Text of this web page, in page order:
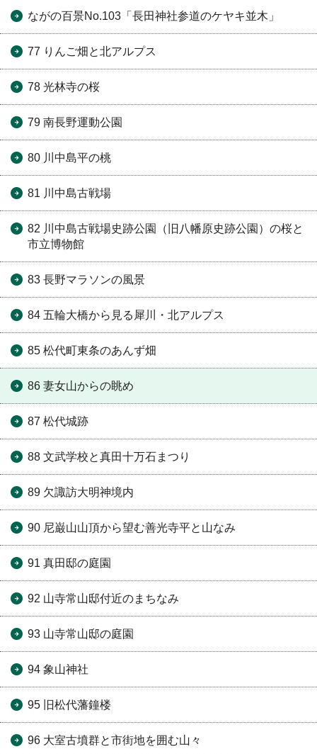
ながの百景No.103「長田神社参道のケヤキ並木」
77 りんご畑と北アルプス
78 光林寺の桜
79 南長野運動公園
80 川中島平の桃
81 川中島古戦場
82 川中島古戦場史跡公園（旧八幡原史跡公園）の桜と
市立博物館
83 長野マラソンの風景
84 五輪大橋から見る犀川・北アルプス
85 松代町東条のあんず畑
86 妻女山からの眺め
87 松代城跡
88 文武学校と真田十万石まつり
89 欠諏訪大明神境内
90 尼巌山山頂から望む善光寺平と山なみ
91 真田邸の庭園
92 山寺常山邸付近のまちなみ
93 山寺常山邸の庭園
94 象山神社
95 旧松代藩鐘楼
96 大室古墳群と市街地を囲む山々